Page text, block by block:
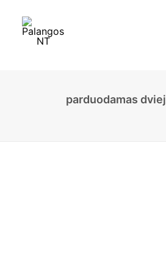
parduodamas